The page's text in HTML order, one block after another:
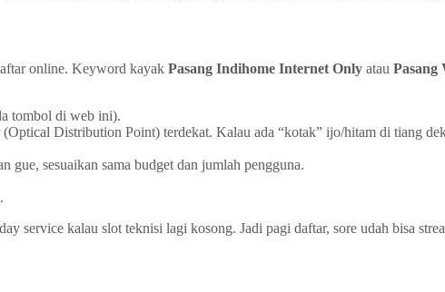
online. Keyword kayak Pasang Indihome Internet Only atau Pasang
tombol di web ini).
Distribution Point) terdekat. Kalau ada “kotak” ijo/hitam di tiang
gue, sesuaikan sama budget dan jumlah pengguna.
service kalau slot teknisi lagi kosong. Jadi pagi daftar, sore udah bisa